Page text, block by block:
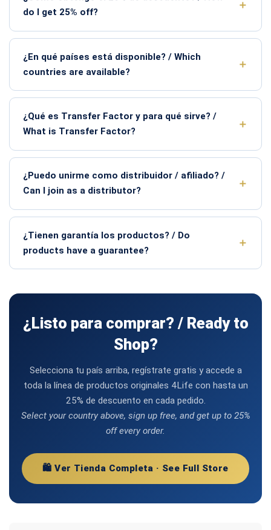
do I get 25% off?
¿En qué países está disponible? / Which
countries are available?
¿Qué es Transfer Factor y para qué sirve? /
What is Transfer Factor?
¿Puedo unirme como distribuidor / afiliado? /
Can I join as a distributor?
¿Tienen garantía los productos? / Do
products have a guarantee?
¿Listo para comprar? / Ready to
Shop?
Selecciona tu país arriba, regístrate gratis y accede a
toda la línea de productos originales 4Life con hasta un
25% de descuento en cada pedido.
Select your country above, sign up free, and get up to 25%
off every order.
🛍️ Ver Tienda Completa · See Full Store